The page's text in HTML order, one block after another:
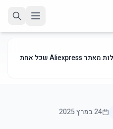
אלי אקספרס שמלות ערב | שמלות מאתר Aliexpress שכל אחת
24 במרץ 2025